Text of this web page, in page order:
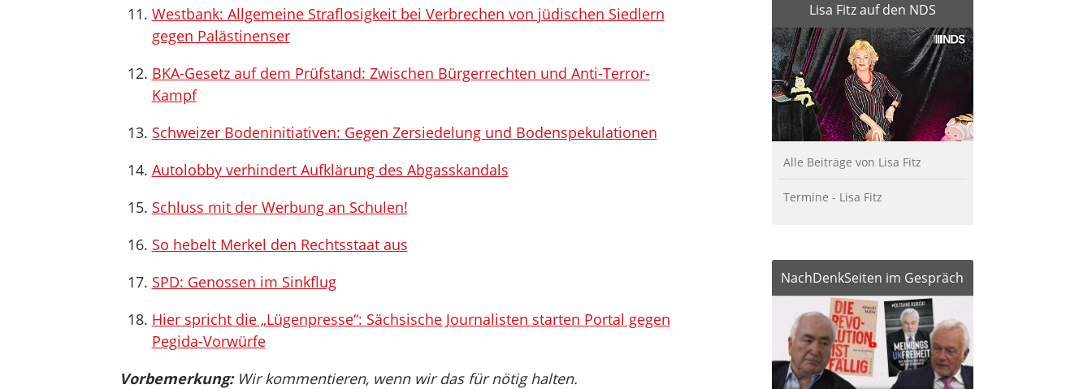
Westbank: Allgemeine Straflosigkeit bei Verbrechen von jüdischen Siedlern
gegen Palästinenser
BKA-Gesetz auf dem Prüfstand: Zwischen Bürgerrechten und Anti-Terror-
Kampf
Schweizer Bodeninitiativen: Gegen Zersiedelung und Bodenspekulationen
Autolobby verhindert Aufklärung des Abgasskandals
Schluss mit der Werbung an Schulen!
So hebelt Merkel den Rechtsstaat aus
SPD: Genossen im Sinkflug
Hier spricht die „Lügenpresse“: Sächsische Journalisten starten Portal gegen
Pegida-Vorwürfe
Vorbemerkung:Wir kommentieren, wenn wir das für nötig halten.
Lisa Fitz auf den NDS
Alle Beiträge von Lisa Fitz
Termine - Lisa Fitz
NachDenkSeiten im Gespräch